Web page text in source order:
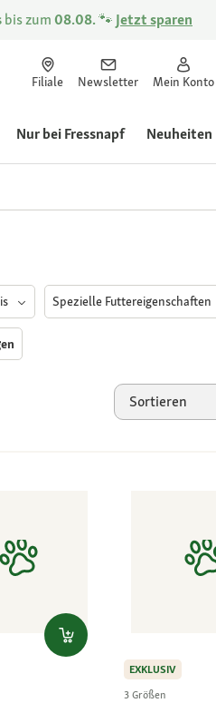
bis zum08.08.🐾 Jetzt sparen
Filiale Newsletter Mein Konto
Nur bei Fressnapf Neuheiten
Spezielle Futtereigenschaften
Sortieren
EXKLUSIV
3 Größen